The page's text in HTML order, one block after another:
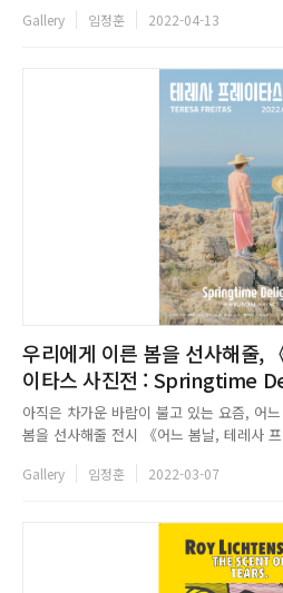
다. 이번 전시에서는 함축된 순간의 경계를
Gallery 임정훈 2022-04-13
우리에게 이른 봄을 선사해줄,
이타스 사진전 : Springtime
아직은 차가운 바람이 불고 있는 요즘, 어
봄을 선사해줄 전시 《어느 봄날, 테레사
밝고 화창한 도시 리스본 출신의 포토그래
Gallery 임정훈 2022-03-07